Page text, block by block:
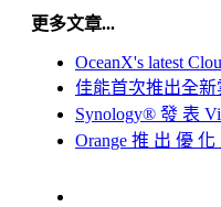
更多文章...
OceanX's latest
佳能首次推出全新
Synology® 發 表
Orange 推 出 優